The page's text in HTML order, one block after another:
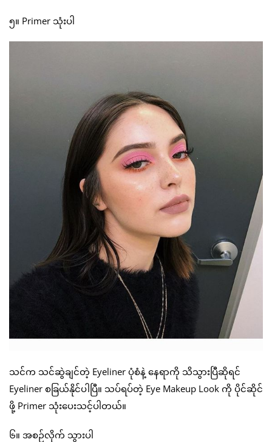
၅။ Primer သုံးပါ
သင်က သင်ဆွဲချင်တဲ့ Eyeliner ပုံစံနဲ့ နေရာကို သိသွားပြီဆိုရင်
Eyeliner စခြယ်နိုင်ပါပြီ။ သပ်ရပ်တဲ့ Eye Makeup Look ကို ပိုင်ဆိုင်
ဖို့ Primer သုံးပေးသင့်ပါတယ်။
၆။ အစဉ်လိုက် သွားပါ